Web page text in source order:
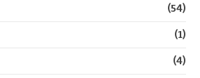
(54)
(1)
(4)